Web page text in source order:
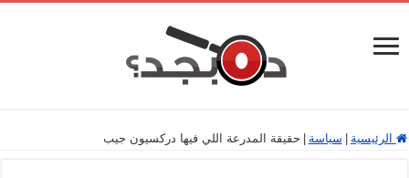
الرئيسية سياسة حقيقة المدرعة اللي فيها دركسيون جيب